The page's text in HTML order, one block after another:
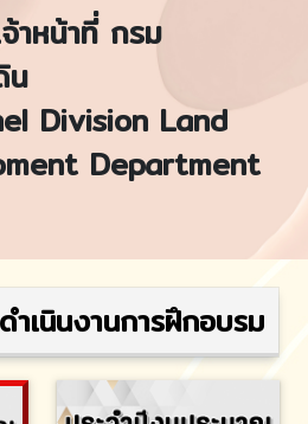
าหน้าที่ กรม
Division Land
Department
ำเนินงานการฝึกอบรม